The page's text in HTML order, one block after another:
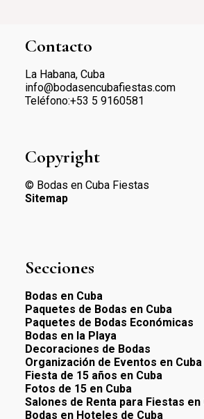
Contacto
La Habana, Cuba
info@bodasencubafiestas.com
Teléfono:+53 5 9160581
Copyright
© Bodas en Cuba Fiestas
Sitemap
Secciones
Bodas en Cuba
Paquetes de Bodas en Cuba
Paquetes de Bodas Económicas
Bodas en la Playa
Decoraciones de Bodas
Organización de Eventos en Cuba
Fiesta de 15 años en Cuba
Fotos de 15 en Cuba
Salones de Renta para Fiestas en
Bodas en Hoteles de Cuba